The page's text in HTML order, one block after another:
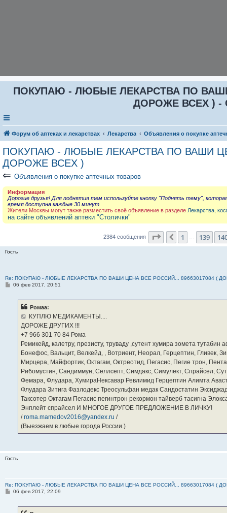
ПОКУПАЮ - ЛЮБЫЕ ЛЕКАРСТВА ПО ВАШИ
ДОРОЖЕ ВСЕХ ) -
Форум об аптеках и лекарствах Лекарства Объявления о покупке
ПОКУПАЮ - ЛЮБЫЕ ЛЕКАРСТВА ПО ВАШИ
ДОРОЖЕ ВСЕХ )
⇐ Объявления о покупке аптечных товаров
Информация
Дорогие друзья! Для поднятия тем используйте кнопку "Поднять тему",
время доступна каждые 30 минут
Жители Москвы могут также разместить своё объявление в разделе Лекарства,
на сайте объявлений аптеки "Столички"
2384 сообщения Страница 141из
Пред.
1 139
Гость
Re: ПОКУПАЮ - ЛЮБЫЕ ЛЕКАРСТВА ПО ВАШИ ЦЕНА ВСЕ РОССИЙ... 89663017084 (
С06 фев 2017, 20:51
Ромаа:
КУПЛЮ МЕДИКАМЕНТЫ....
ДОРОЖЕ ДРУГИХ !!!
‪+7 966 301 70 84‬ Рома
Ремикейд, калетру, презисту, труваду ,сутент хумира зомета
Бонефос, Вальцит, Велкейд, , Вотриент, Неорал, Герцептин, Гливек,
Мирцера, Майфортик, Октагам, Октреотид, Пегасис, Пегие трон,
Рибомустин, Сандиммун, Селлсепт, Симдакс, Симулект, Спрайсел,
Фемара, Флудара, ХумираНексавар Ревлимид Герцептин Алимта
Флудара Зитига Фазлодекс Треосульфан медак Сандостатин
Таксотер Октагам Пегасис пегинтрон рекормон тайверб тасигна
Энплейт спрайсел И МНОГОЕ ДРУГОЕ ПРЕДЛОЖЕНИЕ В ЛИЧКУ!
/roma.mamedov2016@yandex.ru /
(Выезжаем в любые города России.)
Гость
Re: ПОКУПАЮ - ЛЮБЫЕ ЛЕКАРСТВА ПО ВАШИ ЦЕНА ВСЕ РОССИЙ... 89663017084 (
С06 фев 2017, 22:09